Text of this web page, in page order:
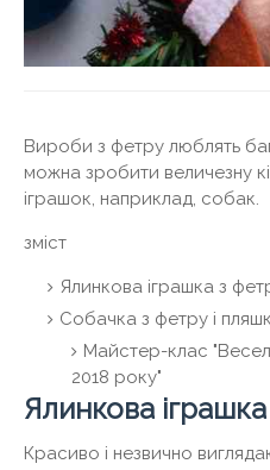
Вироби з фетру люблять
можна зробити величезну
іграшок, наприклад, собак.
зміст
Ялинкова іграшка з
Собачка з фетру і
Майстер-клас
2018 року"
Ялинкова
Красиво і незвично